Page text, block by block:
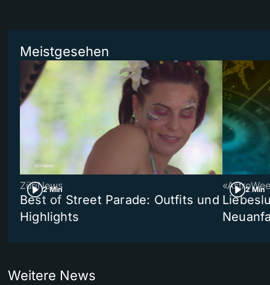
Meistgesehen
2 Min
ZüriNews
Best of Street Parade: Outfits und
Highlights
2 Min
Weitere News